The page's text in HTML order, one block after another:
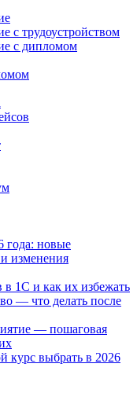
с трудоустройством
с дипломом
года: новые
изменения
1С и как их избежать
— что делать после
— пошаговая
курс выбрать в 2026